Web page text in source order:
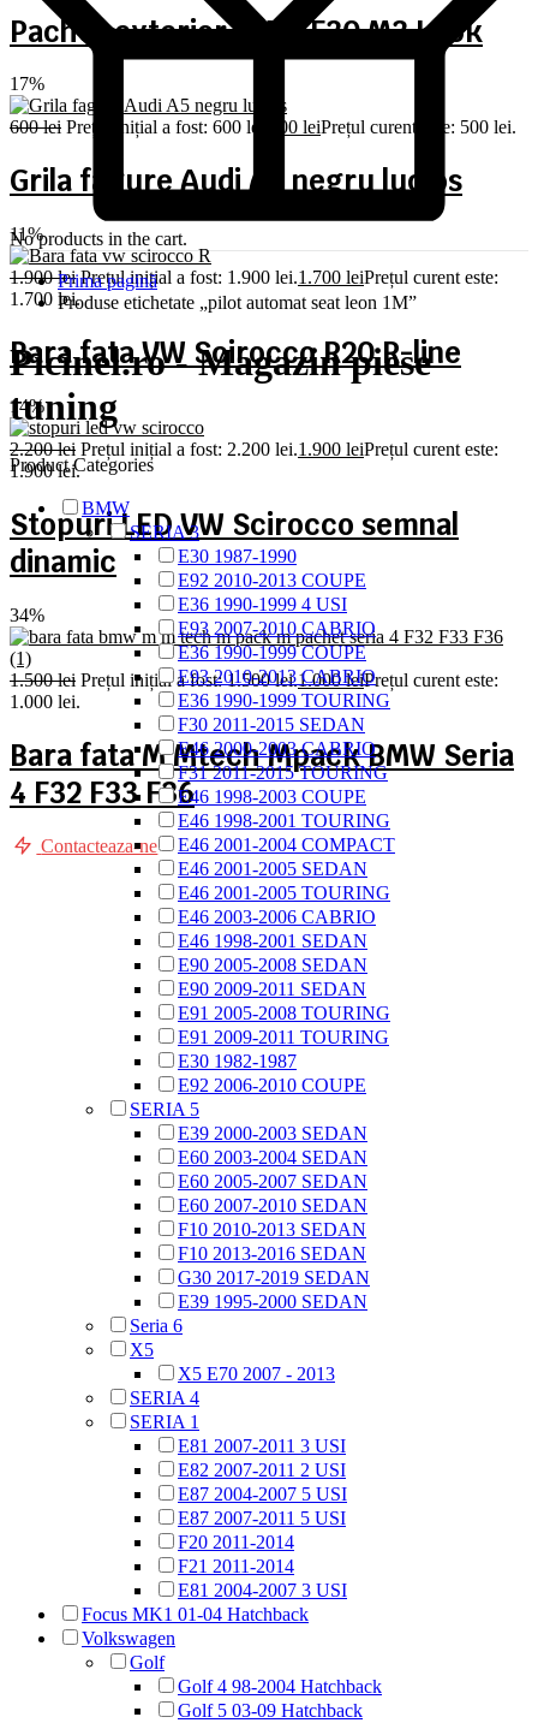
Pachet exterior BMW F30 M3 Look
17%
600lei Prețul inițial a fost: 600 lei. 500 leiPrețul curent este: 500 lei.
Grila fagure Audi A5 negru lucios
11%
1.900lei Prețul inițial a fost: 1.900 lei.1.700 leiPrețul curent este:
1.700 lei.
Bara fata VW Scirocco R20 R-line
14%
2.200lei Prețul inițial a fost: 2.200 lei.1.900 leiPrețul curent este:
1.900 lei.
Stopuri LED VW Scirocco semnal
dinamic
34%
1.500lei Prețul inițial a fost: 1.500 lei.1.000leiPrețul curent este:
1.000 lei.
Bara fata M Mtech Mpack BMW Seria
4 F32 F33 F36
Contacteaza-ne
No products in the cart.
Prima pagină
Produse etichetate „pilot automat seat leon 1M”
Picinel.ro - Magazin piese
tuning
Product Categories
BMW
SERIA 3
E30 1987-1990
E92 2010-2013 COUPE
E36 1990-1999 4 USI
E93 2007-2010 CABRIO
E36 1990-1999 COUPE
E93 2010-2013 CABRIO
E36 1990-1999 TOURING
F30 2011-2015 SEDAN
E46 2000-2003 CABRIO
F31 2011-2015 TOURING
E46 1998-2003 COUPE
E46 1998-2001 TOURING
E46 2001-2004 COMPACT
E46 2001-2005 SEDAN
E46 2001-2005 TOURING
E46 2003-2006 CABRIO
E46 1998-2001 SEDAN
E90 2005-2008 SEDAN
E90 2009-2011 SEDAN
E91 2005-2008 TOURING
E91 2009-2011 TOURING
E30 1982-1987
E92 2006-2010 COUPE
SERIA 5
E39 2000-2003 SEDAN
E60 2003-2004 SEDAN
E60 2005-2007 SEDAN
E60 2007-2010 SEDAN
F10 2010-2013 SEDAN
F10 2013-2016 SEDAN
G30 2017-2019 SEDAN
E39 1995-2000 SEDAN
Seria 6
X5
X5 E70 2007 - 2013
SERIA 4
SERIA 1
E81 2007-2011 3 USI
E82 2007-2011 2 USI
E87 2004-2007 5 USI
E87 2007-2011 5 USI
F20 2011-2014
F21 2011-2014
E81 2004-2007 3 USI
Focus MK1 01-04 Hatchback
Volkswagen
Golf
Golf 4 98-2004 Hatchback
Golf 5 03-09 Hatchback